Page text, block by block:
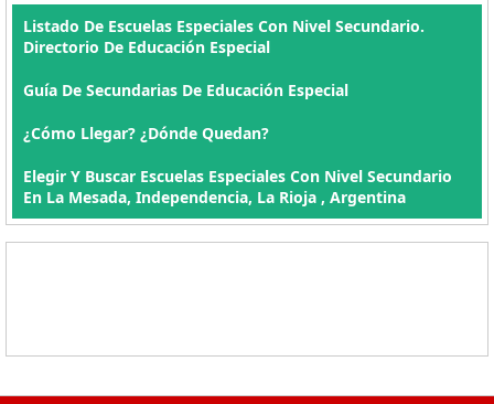
Listado De Escuelas Especiales Con Nivel Secundario.
Directorio De Educación Especial
Guía De Secundarias De Educación Especial
¿Cómo Llegar? ¿Dónde Quedan?
Elegir Y Buscar Escuelas Especiales Con Nivel Secundario
En La Mesada, Independencia, La Rioja , Argentina